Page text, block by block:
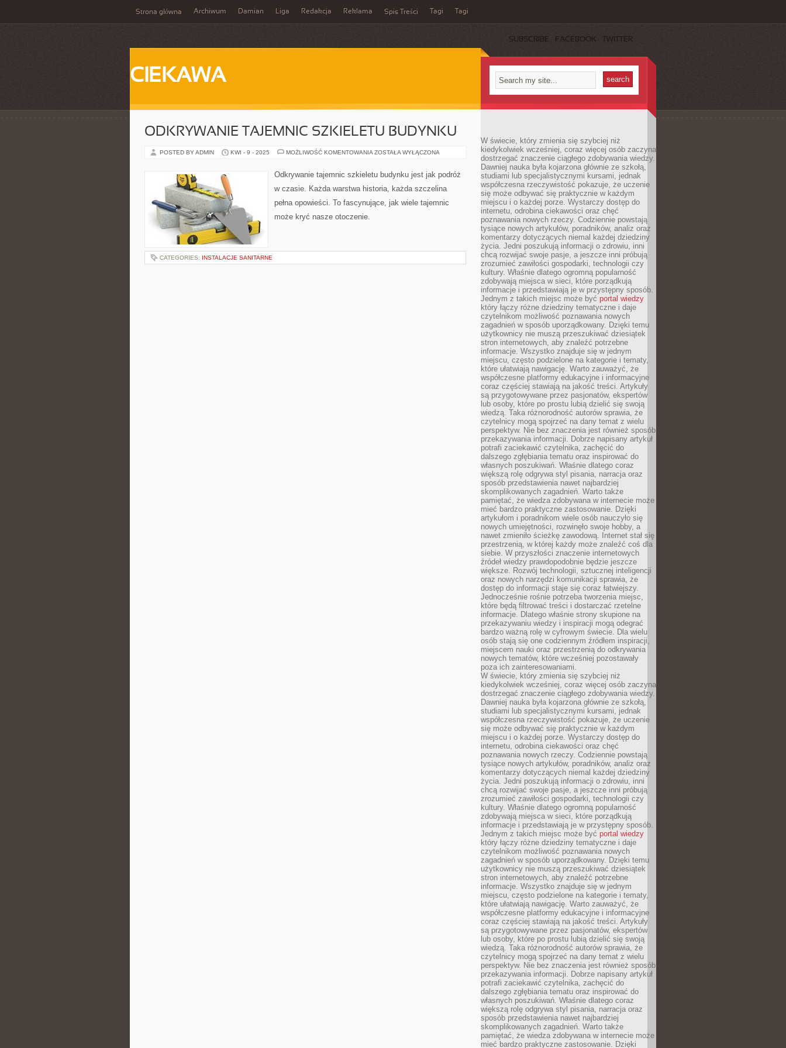
Strona główna Archiwum Damian Liga Redakcja Reklama Spis Treści Tagi Tagi
SUBSCRIBE FACEBOOK TWITTER
CIEKAWA
ODKRYWANIE TAJEMNIC SZKIELETU BUDYNKU
POSTED BY ADMIN KWI - 9 - 2025 MOŻLIWOŚĆ KOMENTOWANIA ODKRYWANIE
BUDYNKU
ZOSTAŁA WYŁĄCZONA
Odkrywanie tajemnic szkieletu budynku jest jak podróż
w czasie. Każda warstwa historia, każda szczelina
pełna opowieści. To fascynujące, jak wiele tajemnic
może kryć nasze otoczenie.
CATEGORIES: INSTALACJE SANITARNE
W świecie, który zmienia się szybciej niż
kiedykolwiek wcześniej, coraz więcej osób zaczyna
dostrzegać znaczenie ciągłego zdobywania wiedzy.
Dawniej nauka była kojarzona głównie ze szkołą,
studiami lub specjalistycznymi kursami, jednak
współczesna rzeczywistość pokazuje, że uczenie
się może odbywać się praktycznie w każdym
miejscu i o każdej porze. Wystarczy dostęp do
internetu, odrobina ciekawości oraz chęć
poznawania nowych rzeczy. Codziennie powstają
tysiące nowych artykułów, poradników, analiz oraz
komentarzy dotyczących niemal każdej dziedziny
życia. Jedni poszukują informacji o zdrowiu, inni
chcą rozwijać swoje pasje, a jeszcze inni próbują
zrozumieć zawiłości gospodarki, technologii czy
kultury. Właśnie dlatego ogromną popularność
zdobywają miejsca w sieci, które porządkują
informacje i przedstawiają je w przystępny sposób.
Jednym z takich miejsc może być portal wiedzy
który łączy różne dziedziny tematyczne i daje
czytelnikom możliwość poznawania nowych
zagadnień w sposób uporządkowany. Dzięki temu
użytkownicy nie muszą przeszukiwać dziesiątek
stron internetowych, aby znaleźć potrzebne
informacje. Wszystko znajduje się w jednym
miejscu, często podzielone na kategorie i tematy,
które ułatwiają nawigację. Warto zauważyć, że
współczesne platformy edukacyjne i informacyjne
coraz częściej stawiają na jakość treści. Artykuły
są przygotowywane przez pasjonatów, ekspertów
lub osoby, które po prostu lubią dzielić się swoją
wiedzą. Taka różnorodność autorów sprawia, że
czytelnicy mogą spojrzeć na dany temat z wielu
perspektyw. Nie bez znaczenia jest również sposób
przekazywania informacji. Dobrze napisany artykuł
potrafi zaciekawić czytelnika, zachęcić do
dalszego zgłębiania tematu oraz inspirować do
własnych poszukiwań. Właśnie dlatego coraz
większą rolę odgrywa styl pisania, narracja oraz
sposób przedstawienia nawet najbardziej
skomplikowanych zagadnień. Warto także
pamiętać, że wiedza zdobywana w internecie może
mieć bardzo praktyczne zastosowanie. Dzięki
artykułom i poradnikom wiele osób nauczyło się
nowych umiejętności, rozwinęło swoje hobby, a
nawet zmieniło ścieżkę zawodową. Internet stał się
przestrzenią, w której każdy może znaleźć coś dla
siebie. W przyszłości znaczenie internetowych
źródeł wiedzy prawdopodobnie będzie jeszcze
większe. Rozwój technologii, sztucznej inteligencji
oraz nowych narzędzi komunikacji sprawia, że
dostęp do informacji staje się coraz łatwiejszy.
Jednocześnie rośnie potrzeba tworzenia miejsc,
które będą filtrować treści i dostarczać rzetelne
informacje. Dlatego właśnie strony skupione na
przekazywaniu wiedzy i inspiracji mogą odegrać
bardzo ważną rolę w cyfrowym świecie. Dla wielu
osób stają się one codziennym źródłem inspiracji,
miejscem nauki oraz przestrzenią do odkrywania
nowych tematów, które wcześniej pozostawały
poza ich zainteresowaniami.
W świecie, który zmienia się szybciej niż
kiedykolwiek wcześniej, coraz więcej osób zaczyna
dostrzegać znaczenie ciągłego zdobywania wiedzy.
Dawniej nauka była kojarzona głównie ze szkołą,
studiami lub specjalistycznymi kursami, jednak
współczesna rzeczywistość pokazuje, że uczenie
się może odbywać się praktycznie w każdym
miejscu i o każdej porze. Wystarczy dostęp do
internetu, odrobina ciekawości oraz chęć
poznawania nowych rzeczy. Codziennie powstają
tysiące nowych artykułów, poradników, analiz oraz
komentarzy dotyczących niemal każdej dziedziny
życia. Jedni poszukują informacji o zdrowiu, inni
chcą rozwijać swoje pasje, a jeszcze inni próbują
zrozumieć zawiłości gospodarki, technologii czy
kultury. Właśnie dlatego ogromną popularność
zdobywają miejsca w sieci, które porządkują
informacje i przedstawiają je w przystępny sposób.
Jednym z takich miejsc może być portal wiedzy
który łączy różne dziedziny tematyczne i daje
czytelnikom możliwość poznawania nowych
zagadnień w sposób uporządkowany. Dzięki temu
użytkownicy nie muszą przeszukiwać dziesiątek
stron internetowych, aby znaleźć potrzebne
informacje. Wszystko znajduje się w jednym
miejscu, często podzielone na kategorie i tematy,
które ułatwiają nawigację. Warto zauważyć, że
współczesne platformy edukacyjne i informacyjne
coraz częściej stawiają na jakość treści. Artykuły
są przygotowywane przez pasjonatów, ekspertów
lub osoby, które po prostu lubią dzielić się swoją
wiedzą. Taka różnorodność autorów sprawia, że
czytelnicy mogą spojrzeć na dany temat z wielu
perspektyw. Nie bez znaczenia jest również sposób
przekazywania informacji. Dobrze napisany artykuł
potrafi zaciekawić czytelnika, zachęcić do
dalszego zgłębiania tematu oraz inspirować do
własnych poszukiwań. Właśnie dlatego coraz
większą rolę odgrywa styl pisania, narracja oraz
sposób przedstawienia nawet najbardziej
skomplikowanych zagadnień. Warto także
pamiętać, że wiedza zdobywana w internecie może
mieć bardzo praktyczne zastosowanie. Dzięki